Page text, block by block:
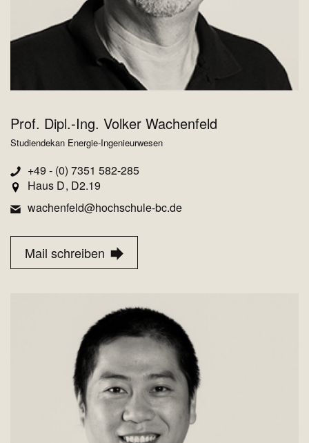
Prof. Dipl.-Ing. Volker Wachenfeld
Studiendekan Energie-Ingenieurwesen
+49 - (0) 7351 582-285
Haus D D2.19
wachenfeld@hochschule-bc.de
Mail schreiben